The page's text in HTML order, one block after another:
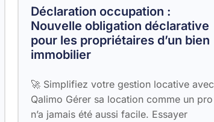
Déclaration occupation :
Nouvelle obligation déclarative
pour les propriétaires d’un bien
immobilier
🚀 Simplifiez votre gestion locative avec
Qalimo Gérer sa location comme un pro
n’a jamais été aussi facile. Essayer